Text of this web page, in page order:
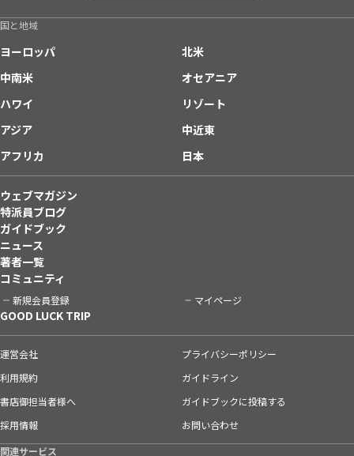
国と地域
ヨーロッパ
北米
中南米
オセアニア
ハワイ
リゾート
アジア
中近東
アフリカ
日本
ウェブマガジン
特派員ブログ
ガイドブック
ニュース
著者一覧
コミュニティ
新規会員登録 マイページ
GOOD LUCK TRIP
運営会社
プライバシーポリシー
利用規約
ガイドライン
書店御担当者様へ
ガイドブックに投稿する
採用情報
お問い合わせ
関連サービス